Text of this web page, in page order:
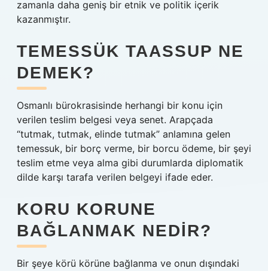
zamanla daha geniş bir etnik ve politik içerik
kazanmıştır.
TEMESSÜK TAASSUP NE
DEMEK?
Osmanlı bürokrasisinde herhangi bir konu için
verilen teslim belgesi veya senet. Arapçada
“tutmak, tutmak, elinde tutmak” anlamına gelen
temessuk, bir borç verme, bir borcu ödeme, bir şeyi
teslim etme veya alma gibi durumlarda diplomatik
dilde karşı tarafa verilen belgeyi ifade eder.
KORU KORUNE
BAĞLANMAK NEDIR?
Bir şeye körü körüne bağlanma ve onun dışındaki